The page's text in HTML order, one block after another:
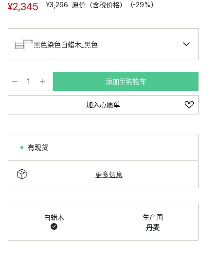
¥2,345 ¥3,296 原价（含税价格） (-29%)
黑色染色白蜡木_黑色
添加至购物车
加入心愿单
有现货
更多信息
白蜡木
生产国
丹麦